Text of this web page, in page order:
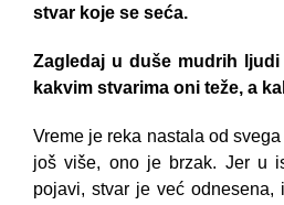
stvar koje se seća.
Zagledaj u duše mudrih
kakvim stvarima oni teže, a
Vreme je reka nastala od
još više, ono je brzak. Jer u
pojavi, stvar je već odnesena,